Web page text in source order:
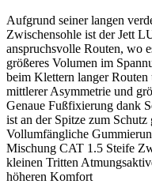
Aufgrund seiner langen
Zwischensohle ist der Jett
anspruchsvolle Routen, wo
größeres Volumen im
beim Klettern langer
mittlerer Asymmetrie und
Genaue Fußfixierung dank
ist an der Spitze zum
Vollumfängliche
Mischung CAT 1.5 Steife
kleinen Tritten
höheren Komfort